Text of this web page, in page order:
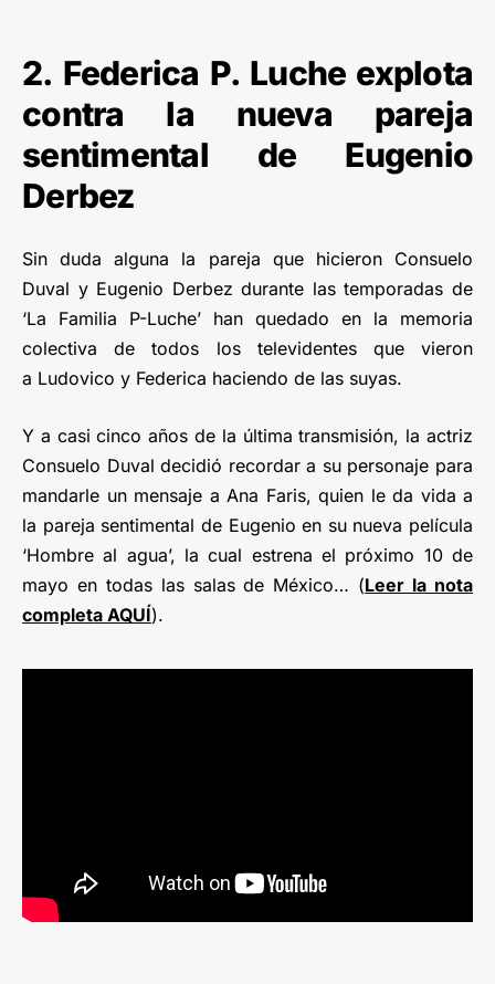
2. Federica P. Luche explota
contra la nueva pareja
sentimental de Eugenio
Derbez
Sin duda alguna la pareja que hicieron Consuelo
Duval y Eugenio Derbez durante las temporadas de
‘La Familia P-Luche’ han quedado en la memoria
colectiva de todos los televidentes que vieron
a Ludovico y Federica haciendo de las suyas.
Y a casi cinco años de la última transmisión, la actriz
Consuelo Duval decidió recordar a su personaje para
mandarle un mensaje a Ana Faris, quien le da vida a
la pareja sentimental de Eugenio en su nueva película
‘Hombre al agua’, la cual estrena el próximo 10 de
mayo en todas las salas de México… (Leer la nota
completa AQUÍ).